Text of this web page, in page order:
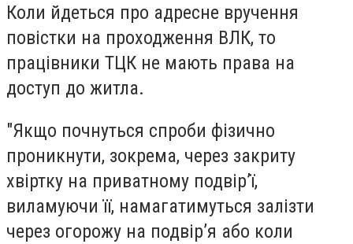
Коли йдеться про адресне вручення
повістки на проходження ВЛК, то
працівники ТЦК не мають права на
доступ до житла.
"Якщо почнуться спроби фізично
проникнути, зокрема, через закриту
хвіртку на приватному подвір’ї,
виламуючи її, намагатимуться залізти
через огорожу на подвір’я або коли